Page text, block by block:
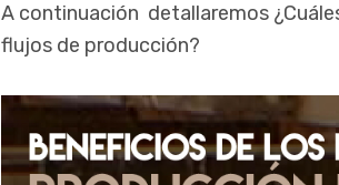
A continuación detallaremos
flujos de producción?